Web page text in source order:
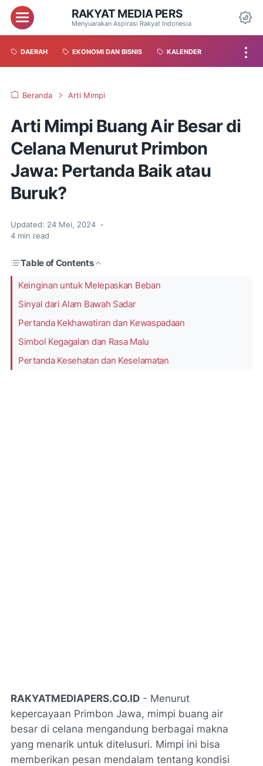
RAKYAT MEDIA PERS
Menyuarakan Aspirasi Rakyat Indonesia
DAERAH EKONOMI DAN BISNIS KALENDER
Beranda Arti Mimpi
Arti Mimpi Buang Air Besar di
Celana Menurut Primbon
Jawa: Pertanda Baik atau
Buruk?
Updated: 24 Mei, 2024 •
4 min read
Table of Contents
Keinginan untuk Melepaskan Beban
Sinyal dari Alam Bawah Sadar
Pertanda Kekhawatiran dan Kewaspadaan
Simbol Kegagalan dan Rasa Malu
Pertanda Kesehatan dan Keselamatan
RAKYATMEDIAPERS.CO.ID - Menurut
kepercayaan Primbon Jawa, mimpi buang air
besar di celana mengandung berbagai makna
yang menarik untuk ditelusuri. Mimpi ini bisa
memberikan pesan mendalam tentang kondisi